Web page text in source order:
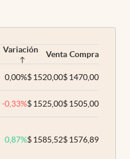
Variación Venta Compra
0,00%$1520,00$1470,00
-0,33%$1525,00$1505,00
0,87%$1585,52$1576,89